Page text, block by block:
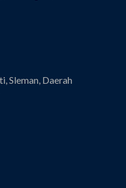
Sleman, Daerah